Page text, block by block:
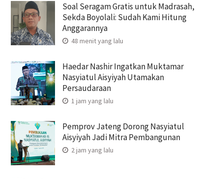
Soal Seragam Gratis untuk Madrasah,
Sekda Boyolali: Sudah Kami Hitung
Anggarannya
48 menit yang lalu
Haedar Nashir Ingatkan Muktamar
Nasyiatul Aisyiyah Utamakan
Persaudaraan
1 jam yang lalu
Pemprov Jateng Dorong Nasyiatul
Aisyiyah Jadi Mitra Pembangunan
2 jam yang lalu